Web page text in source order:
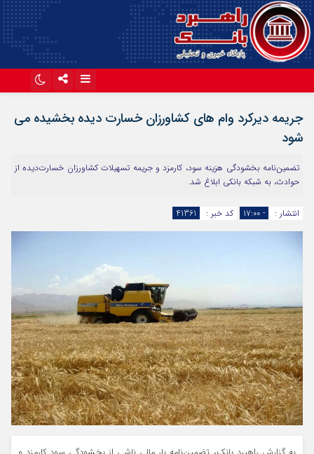
جریمه دیرکرد وام های کشاورزان خسارت دیده بخشیده می
شود
تضمین‌نامه بخشودگی هزینه سود، کارمزد و جریمه تسهیلات کشاورزان خسارت‌دیده از
حوادث، به شبکه بانکی ابلاغ شد.
انتشار : - ۱۷:۰۰ کد خبر : 41361